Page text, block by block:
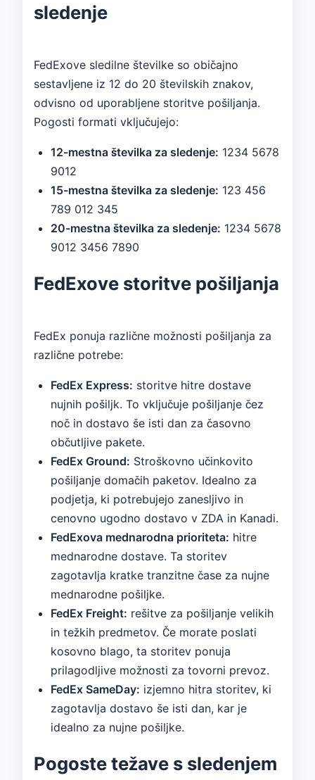
sledenje
FedExove sledilne številke so običajno
sestavljene iz 12 do 20 številskih znakov,
odvisno od uporabljene storitve pošiljanja.
Pogosti formati vključujejo:
12-mestna številka za sledenje: 1234 5678
9012
15-mestna številka za sledenje: 123 456
789 012 345
20-mestna številka za sledenje: 1234 5678
9012 3456 7890
FedExove storitve pošiljanja
FedEx ponuja različne možnosti pošiljanja za
različne potrebe:
FedEx Express: storitve hitre dostave
nujnih pošiljk. To vključuje pošiljanje čez
noč in dostavo še isti dan za časovno
občutljive pakete.
FedEx Ground: Stroškovno učinkovito
pošiljanje domačih paketov. Idealno za
podjetja, ki potrebujejo zanesljivo in
cenovno ugodno dostavo v ZDA in Kanadi.
FedExova mednarodna prioriteta: hitre
mednarodne dostave. Ta storitev
zagotavlja kratke tranzitne čase za nujne
mednarodne pošiljke.
FedEx Freight: rešitve za pošiljanje velikih
in težkih predmetov. Če morate poslati
kosovno blago, ta storitev ponuja
prilagodljive možnosti za tovorni prevoz.
FedEx SameDay: izjemno hitra storitev, ki
zagotavlja dostavo še isti dan, kar je
idealno za nujne pošiljke.
Pogoste težave s sledenjem